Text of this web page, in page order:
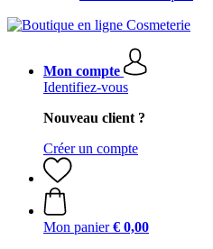
Mon compte
Identifiez-vous
Nouveau client ?
Créer un compte
Mon panier € 0,00